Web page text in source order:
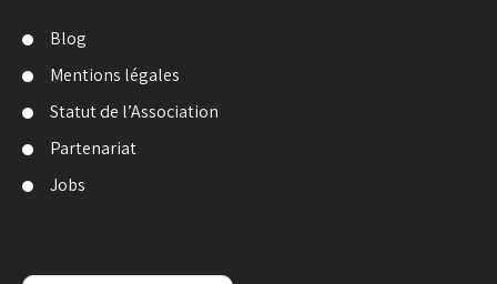
Blog
Mentions légales
Statut de l’Association
Partenariat
Jobs